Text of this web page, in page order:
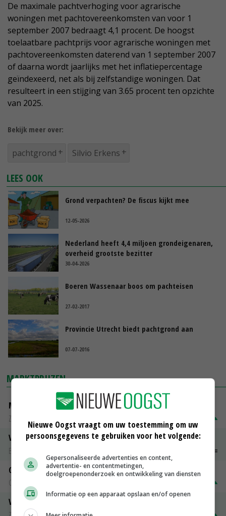
De maximale pachtverhoging voor agrarische
woningen met pachtovereenkomsten van voor 1
september 2007 bedraagt 4,1 procent. De hoogst
toelaatbare pachtprijs voor agrarische woningen met
pachtovereenkomsten daterend van 1 september 2007
of daarna wordt jaarlijks met het inflatiepercentage
geïndexeerd, net als bij zelfstandige woningen. Dat
resulteert in een stijging van 3.65 procent ten opzichte
van 2025.
Bekijk meer over:
pachtgrond Silvio Erkens
LEES OOK
Grond verpachten? De fiscus kijkt mee
12-05-2026
Nederland heeft 4,4 miljoen grondeigenaren,
overheid grootste bezitter
30-04-2026
Boeren Wassenaar boos om pachteisen
27-02-2017
Provincie Utrecht biedt pachtgrond aan
07-07-2016
MARKTPRIJZEN
Magere melkpoeder
Zuivel NL
Vleeskuikens 2001-2600 gr
Barneveld
Gerst
Groningen
Volle melkpoeder
Nieuwe Oogst vraagt om uw toestemming om uw
persoonsgegevens te gebruiken voor het volgende:
Gepersonaliseerde advertenties en content,
advertentie- en contentmetingen,
doelgroepenonderzoek en ontwikkeling van diensten
Informatie op een apparaat opslaan en/of openen